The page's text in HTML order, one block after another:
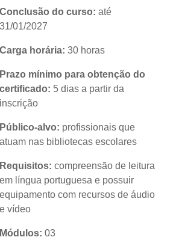
Conclusão do curso: até
31/01/2027
Carga horária: 30 horas
Prazo mínimo para obtenção do
certificado: 5 dias a partir da
inscrição
Público-alvo: profissionais que
atuam nas bibliotecas escolares
Requisitos: compreensão de leitura
em língua portuguesa e possuir
equipamento com recursos de áudio
e vídeo
Módulos: 03